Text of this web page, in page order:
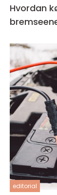
Hvordan
editorial